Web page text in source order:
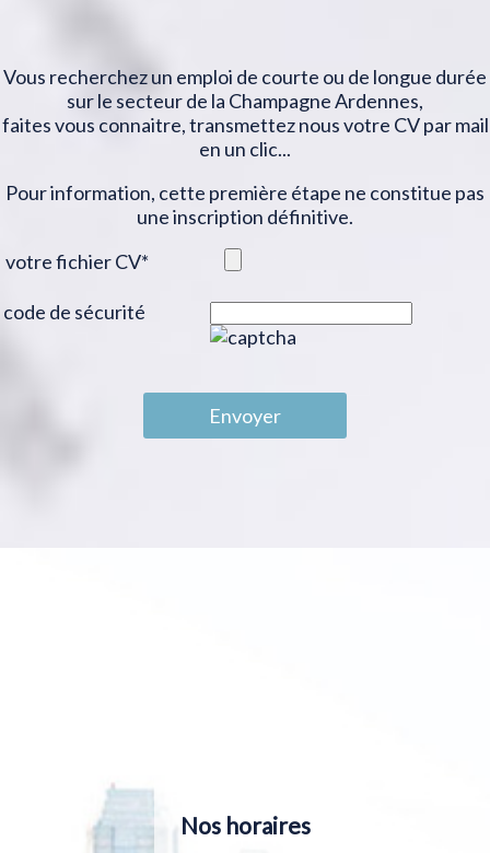
Vous recherchez un emploi de courte ou de longue durée
sur le secteur de la Champagne Ardennes,
faites vous connaitre, transmettez nous votre CV par mail
en un clic...
Pour information, cette première étape ne constitue pas
une inscription définitive.
votre fichier CV*
code de sécurité
Envoyer
Nos horaires